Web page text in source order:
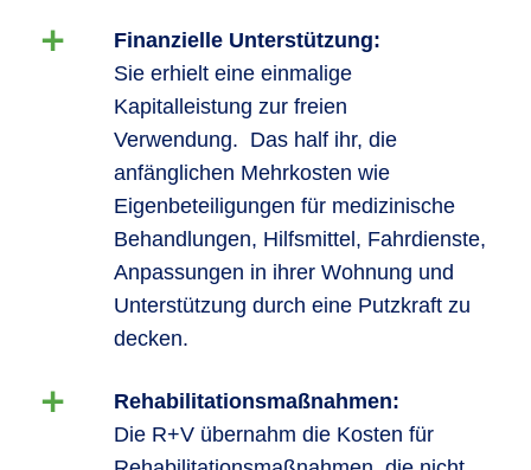
Finanzielle Unterstützung:
Sie erhielt eine einmalige
Kapitalleistung zur freien
Verwendung. Das half ihr, die
anfänglichen Mehrkosten wie
Eigenbeteiligungen für medizinische
Behandlungen, Hilfsmittel, Fahrdienste,
Anpassungen in ihrer Wohnung und
Unterstützung durch eine Putzkraft zu
decken.
Rehabilitationsmaßnahmen:
Die R+V übernahm die Kosten für